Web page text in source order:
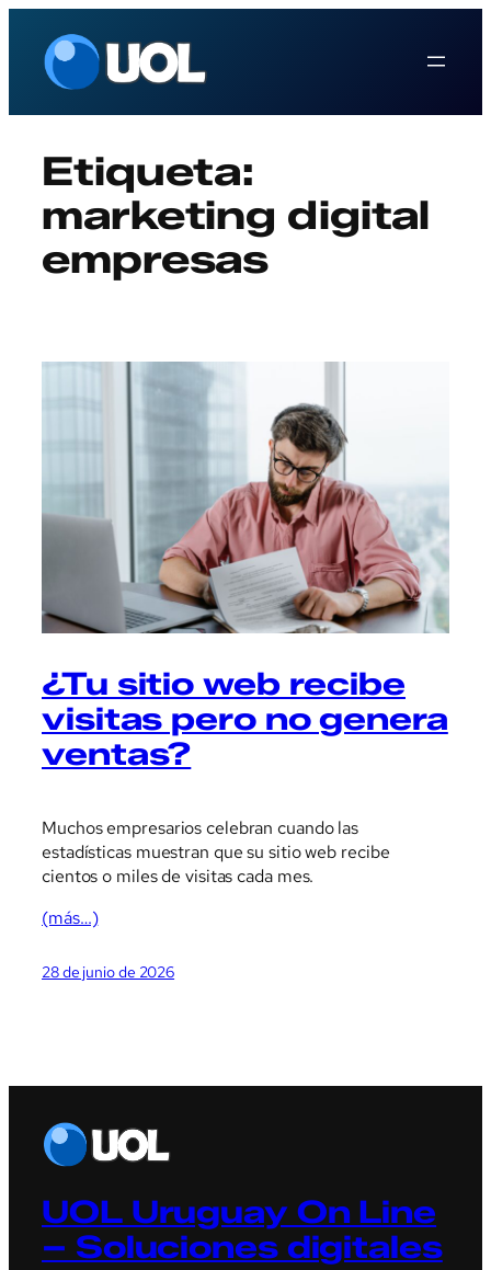
contenido
Etiqueta:
marketing digital
empresas
¿Tu sitio web recibe
visitas pero no genera
ventas?
Muchos empresarios celebran cuando las
estadísticas muestran que su sitio web recibe
cientos o miles de visitas cada mes.
(más…)
28 de junio de 2026
UOL Uruguay On Line
– Soluciones digitales